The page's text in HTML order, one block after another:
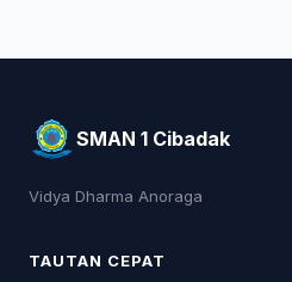
SMAN 1 Cibadak
Vidya Dharma Anoraga
TAUTAN CEPAT